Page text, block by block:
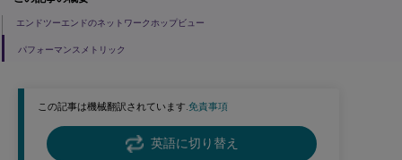
この記事は機械翻訳されています.免責事項
英語に切り替え
エンドツーエンドのネットワークホップビュー
パフォーマンスメトリック